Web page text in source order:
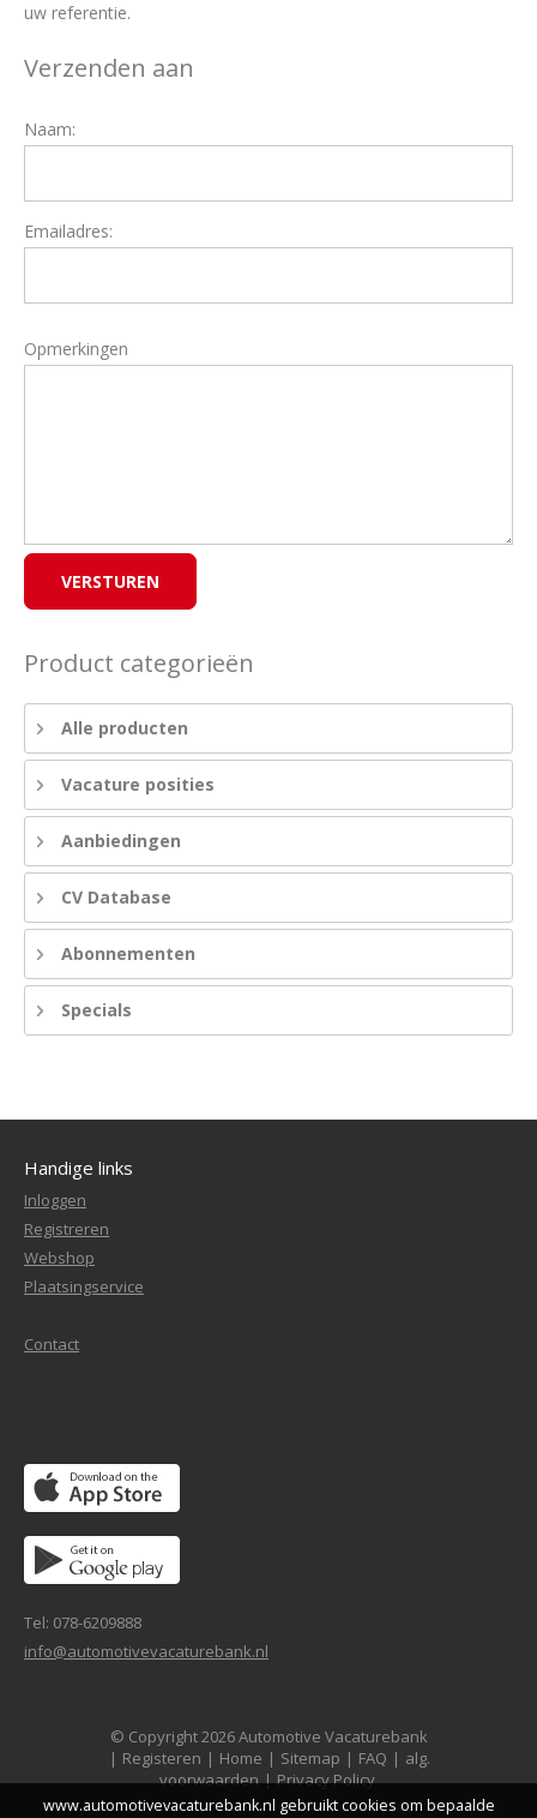
uw referentie.
Verzenden aan
Naam:
Emailadres:
Opmerkingen
Product categorieën
Alle producten
Vacature posities
Aanbiedingen
CV Database
Abonnementen
Specials
Handige links
Inloggen
Registreren
Webshop
Plaatsingservice
Contact
Tel: 078-6209888
info@automotivevacaturebank.nl
© Copyright 2026 Automotive Vacaturebank
| Registeren | Home | Sitemap | FAQ | alg.
voorwaarden | Privacy Policy
www.automotivevacaturebank.nl gebruikt cookies om bepaalde